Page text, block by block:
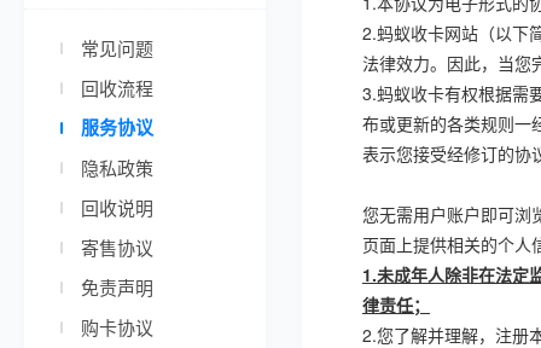
常见问题
回收流程
服务协议
隐私政策
回收说明
寄售协议
免责声明
购卡协议
2.蚂蚁收卡网站（以下
法律效力。因此，当您
3.蚂蚁收卡有权根据需
布或更新的各类规则一
表示您接受经修订的协
您无需用户账户即可浏
页面上提供相关的个人
1.未成年人除非在法定
律责任；
2.您了解并理解，注册